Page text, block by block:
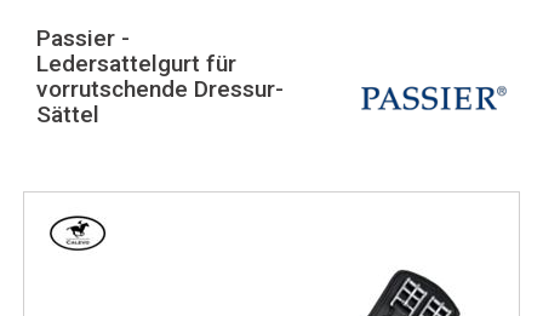
Ledersattelgurt
für
vorrutschende
Sättel
Passier -
Ledersattelgurt für
vorrutschende Dressur-
Sättel